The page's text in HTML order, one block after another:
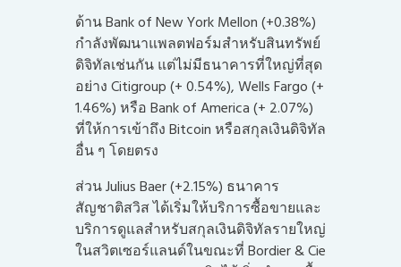
ด้าน Bank of New York Mellon (+0.38%)
กำลังพัฒนาแพลตฟอร์มสำหรับสินทรัพย์
ดิจิทัลเช่นกัน แต่ไม่มีธนาคารที่ใหญ่ที่สุด
อย่าง Citigroup (+ 0.54%), Wells Fargo (+
1.46%) หรือ Bank of America (+ 2.07%)
ที่ให้การเข้าถึง Bitcoin หรือสกุลเงินดิจิทัล
อื่น ๆ โดยตรง
ส่วน Julius Baer (+2.15%) ธนาคาร
สัญชาติสวิส ได้เริ่มให้บริการซื้อขายและ
บริการดูแลสำหรับสกุลเงินดิจิทัลรายใหญ่
ในสวิตเซอร์แลนด์ในขณะที่ Bordier & Cie